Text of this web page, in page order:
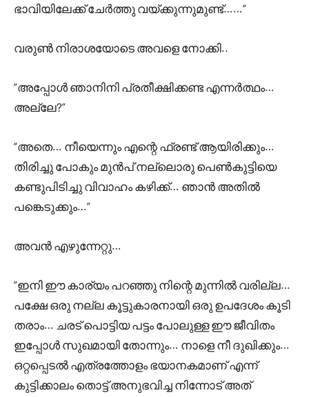
ഭാവിയിലേക്ക് ചേർത്തു വയ്ക്കുന്നുമുണ്ട്……”
വരുൺ നിരാശയോടെ അവളെ നോക്കി..
“അപ്പോൾ ഞാനിനി പ്രതീക്ഷിക്കണ്ട എന്നർത്ഥം…
അല്ലേ?”
“അതെ… നീയെന്നും എന്റെ ഫ്രണ്ട് ആയിരിക്കും…
തിരിച്ചു പോകും മുൻപ്‌ നല്ലൊരു പെൺകുട്ടിയെ
കണ്ടുപിടിച്ചു വിവാഹം കഴിക്ക്… ഞാൻ അതിൽ
പങ്കെടുക്കും…”
അവൻ എഴുന്നേറ്റു…
“ഇനി ഈ കാര്യം പറഞ്ഞു നിന്റെ മുന്നിൽ വരില്ല…
പക്ഷേ ഒരു നല്ല കൂട്ടുകാരനായി ഒരു ഉപദേശം കൂടി
തരാം… ചരട് പൊട്ടിയ പട്ടം പോലുള്ള ഈ ജീവിതം
ഇപ്പോൾ സുഖമായി തോന്നും… നാളെ നീ ദുഖിക്കും…
ഒറ്റപ്പെടൽ എത്രത്തോളം ഭയാനകമാണ് എന്ന്
കുട്ടിക്കാലം തൊട്ട് അനുഭവിച്ച നിന്നോട് അത്